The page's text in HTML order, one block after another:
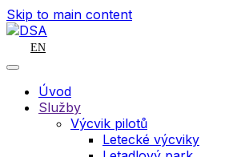
Skip to main content
EN
Úvod
Služby
Výcvik pilotů
Letecké výcviky